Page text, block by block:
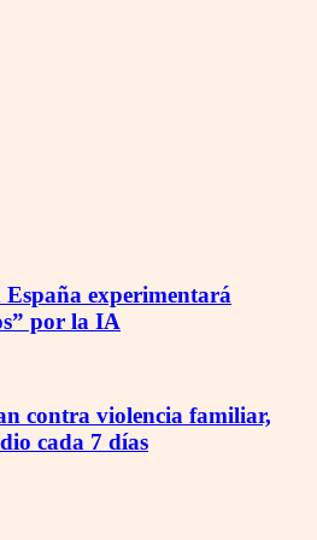
experimentará
por la IA
contra violencia familiar,
cada 7 días